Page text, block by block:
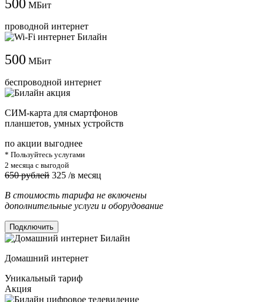
500 МБит
проводной интернет
500 МБит
беспроводной интернет
СИМ-карта для смартфонов
планшетов, умных устройств
по акции выгоднее
* Пользуйтесь услугами
2 месяца с выгодой
650 рублей 325 /в месяц
В стоимость тарифа не включены
дополнительные услуги и оборудование
Подключить
Домашний интернет
Уникальный тариф
Акция